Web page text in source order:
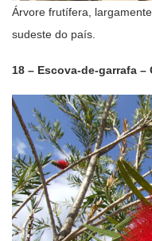
Árvore frutífera,
sudeste do país.
18 – Escova-de-garrafa